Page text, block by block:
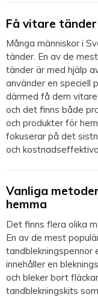
Få vitare
Många människor i
tänder. En av de
tänder är med hjälp
använder en speciell
därmed få dem
och det finns både
och produkter för
fokuserar på det
och
Vanliga
hemma
Det finns flera olika
En av de mest
tandblekningspennor
innehåller en
och bleker bort
tandblekningskits